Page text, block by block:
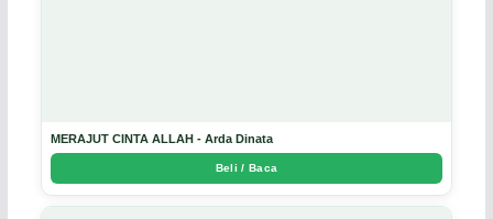
MERAJUT CINTA ALLAH - Arda Dinata
Beli / Baca